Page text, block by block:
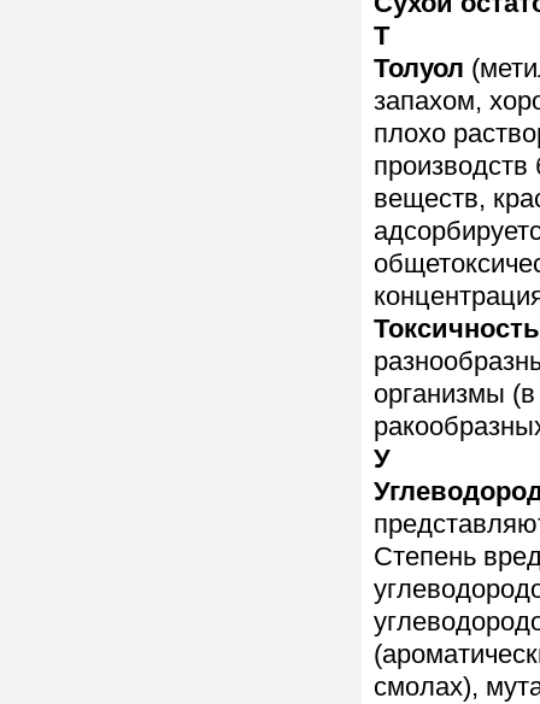
Т
Толуол
запахом,
плохо
веществ,
Токсичность
организмы
У
Степень
смолах),